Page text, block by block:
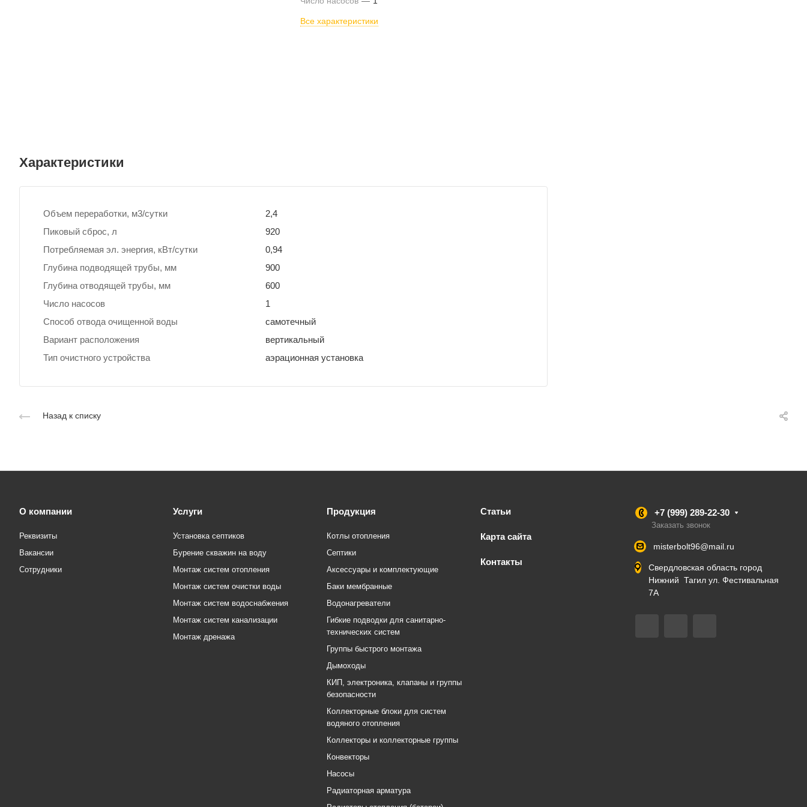
Все характеристики
Характеристики
Объем переработки, м3/сутки
2,4
Пиковый сброс, л
920
Потребляемая эл. энергия, кВт/сутки
0,94
Глубина подводящей трубы, мм
900
Глубина отводящей трубы, мм
600
Число насосов
1
Способ отвода очищенной воды
самотечный
Вариант расположения
вертикальный
Тип очистного устройства
аэрационная установка
Назад к списку
О компании
Реквизиты
Вакансии
Сотрудники
Услуги
Установка септиков
Бурение скважин на воду
Монтаж систем отопления
Монтаж систем очистки воды
Монтаж систем водоснабжения
Монтаж систем канализации
Монтаж дренажа
Продукция
Котлы отопления
Септики
Аксессуары и комплектующие
Баки мембранные
Водонагреватели
Гибкие подводки для санитарно-
технических систем
Группы быстрого монтажа
Дымоходы
КИП, электроника, клапаны и группы
безопасности
Коллекторные блоки для систем
водяного отопления
Коллекторы и коллекторные группы
Конвекторы
Насосы
Радиаторная арматура
Статьи
Карта сайта
Контакты
+7 (999) 289-22-30
Заказать звонок
misterbolt96@mail.ru
Свердловская область город
Нижний Тагил ул. Фестивальная
7А